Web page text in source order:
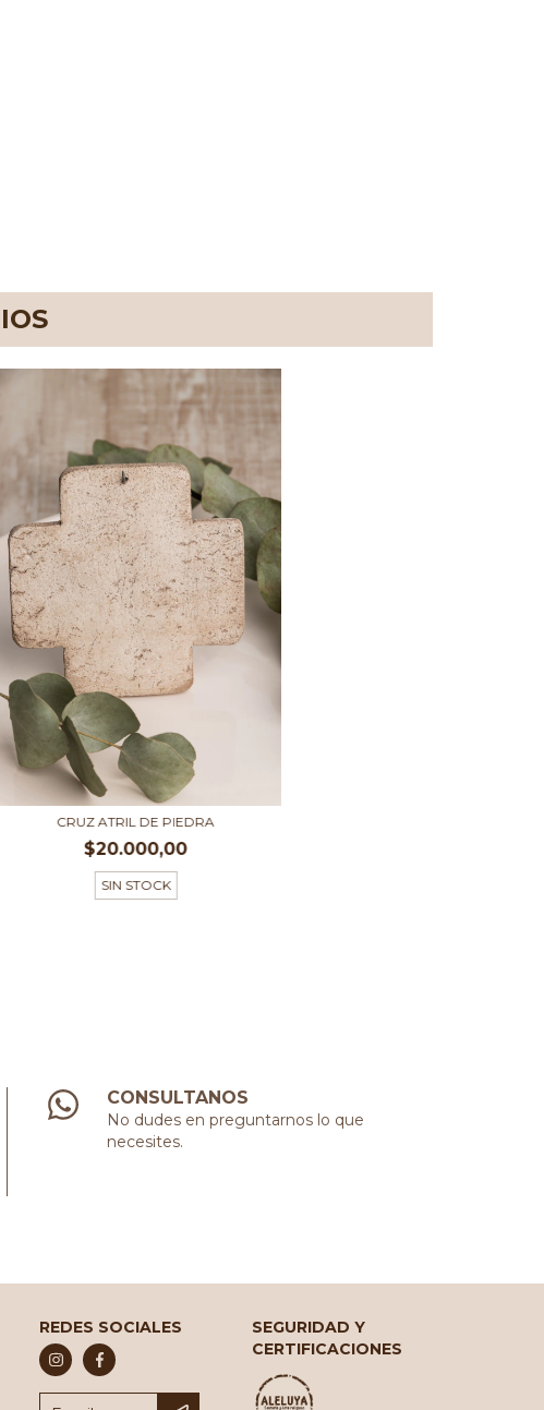
CRUZ ATRIL DE PIEDRA
$20.000,00
SIN STOCK
CONSULTANOS
No dudes en preguntarnos lo que
necesites.
REDES SOCIALES
SEGURIDAD Y
CERTIFICACIONES